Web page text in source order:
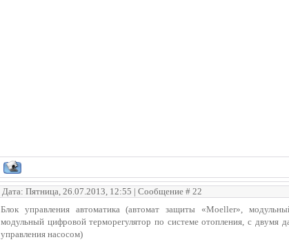
Дата: Пятница, 26.07.2013, 12:55 | Сообщение # 22
Блок управления автоматика (автомат защиты «Moeller»,
модульный цифровой терморегулятор по системе отопления, с двумя
управления насосом)